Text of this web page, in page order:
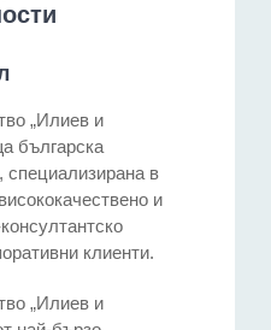
„Илиев и
българска
специализирана в
и
клиенти.
„Илиев и